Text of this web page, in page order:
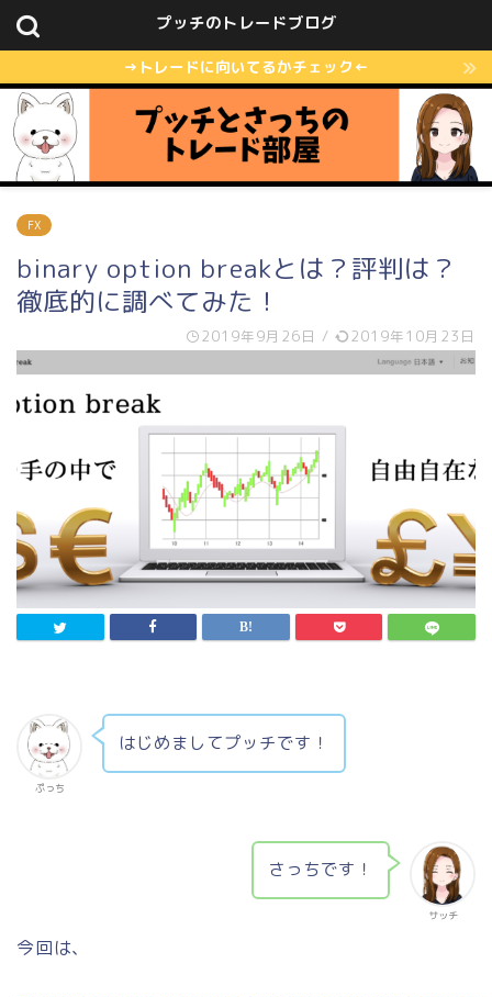
プッチのトレードブログ
→トレードに向いてるかチェック←
FX
binary option breakとは？評判は？
徹底的に調べてみた！
2019年9月26日 / 2019年10月23日
ぷっち
はじめましてプッチです！
サッチ
さっちです！
今回は、